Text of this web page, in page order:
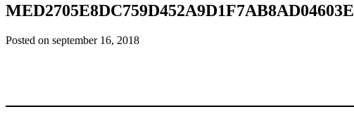
MED2705E8DC759D452A9D1F7AB8AD04603E
Posted on september 16, 2018